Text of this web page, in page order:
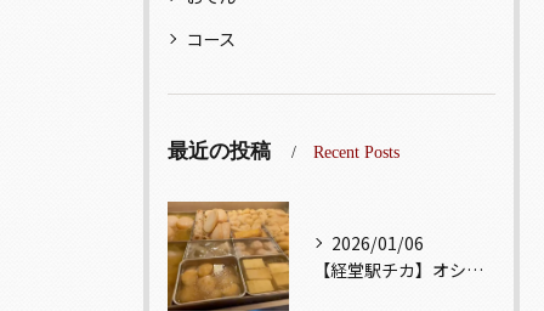
コース
最近の投稿 Recent Posts
2026/01/06
【経堂駅チカ】オシャレ居酒屋🏮出汁が美味しいおでんがオススメ...